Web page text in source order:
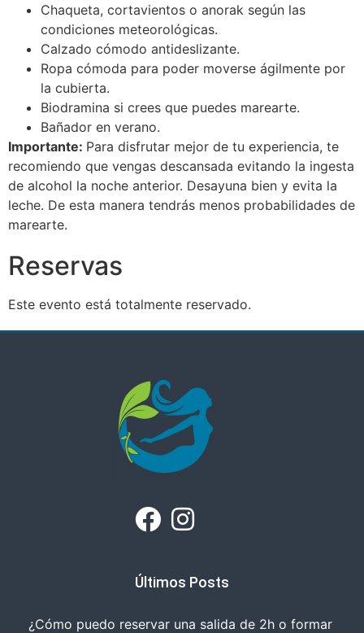
Chaqueta, cortavientos o anorak según las
condiciones meteorológicas.
Calzado cómodo antideslizante.
Ropa cómoda para poder moverse ágilmente por
la cubierta.
Biodramina si crees que puedes marearte.
Bañador en verano.
Importante: Para disfrutar mejor de tu experiencia, te
recomiendo que vengas descansada evitando la ingesta
de alcohol la noche anterior. Desayuna bien y evita la
leche. De esta manera tendrás menos probabilidades de
marearte.
Reservas
Este evento está totalmente reservado.
Últimos Posts
¿Cómo puedo reservar una salida de 2h o formar